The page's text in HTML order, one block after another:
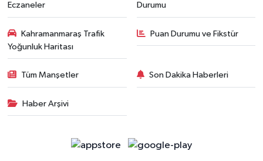
Eczaneler
Durumu
Kahramanmaraş Trafik
Yoğunluk Haritası
Puan Durumu ve Fikstür
Tüm Manşetler Son Dakika Haberleri
Haber Arşivi